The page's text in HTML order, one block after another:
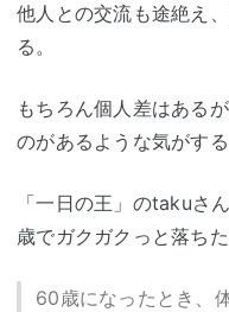
他人との交流も途絶え
る。
もちろん個人差はある
のがあるような気がする
「一日の王」のtakuさ
歳でガクガクっと落ちた
60歳になったとき、